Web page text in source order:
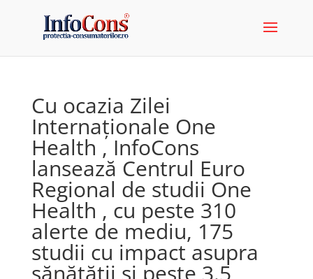
Cu ocazia Zilei
Internaționale One
Health , InfoCons
lansează Centrul Euro
Regional de studii One
Health , cu peste 310
alerte de mediu, 175
studii cu impact asupra
sănătății și peste 3.5